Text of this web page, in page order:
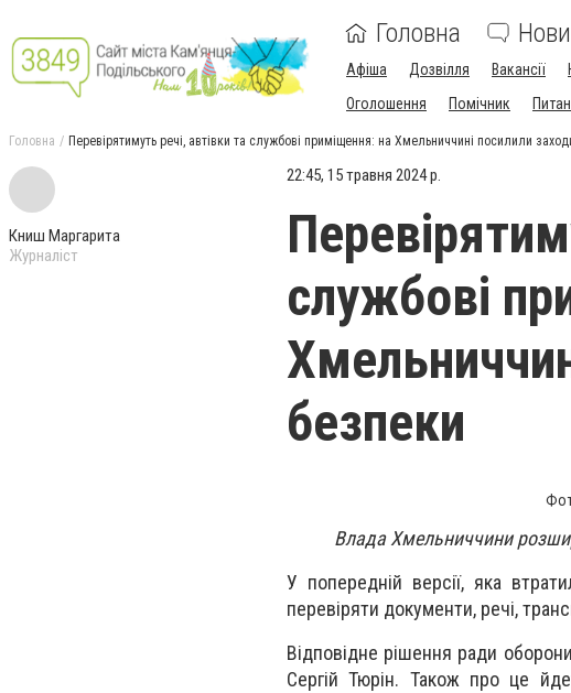
Головна
Афіша Дозвілля Вакансії
Оголошення
Помічник
Головна Перевірятимуть речі, автівки та службові приміщення: на Хмельниччині посилили
Книш Маргарита
Журналіст
22:45, 15 травня 2024 р.
службові
безпеки
Влада Хмельниччини
У попередній версії, яка
перевіряти документи, речі,
Відповідне рішення ради
Сергій Тюрін. Також про це